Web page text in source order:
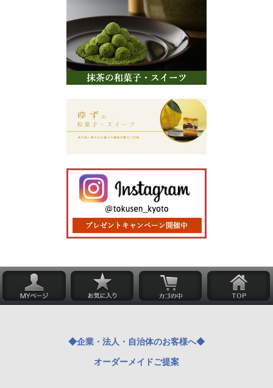
◆企業・法人・自治体のお客様へ◆
オーダーメイドご提案